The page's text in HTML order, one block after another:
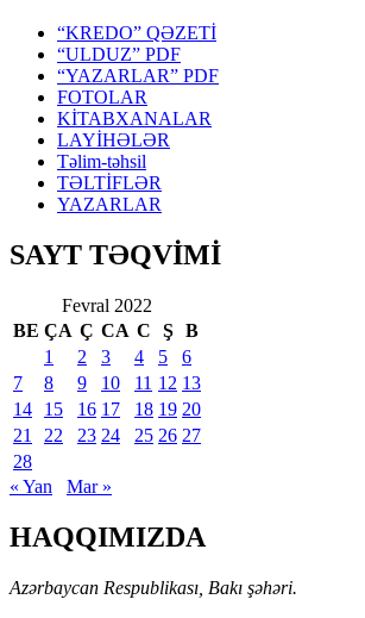
“KREDO” QƏZETİ
“ULDUZ” PDF
“YAZARLAR” PDF
FOTOLAR
KİTABXANALAR
LAYİHƏLƏR
Təlim-təhsil
TƏLTİFLƏR
YAZARLAR
SAYT TƏQVİMİ
Fevral 2022
BE ÇA Ç CA C Ş
B
1
2 3 4 5
6
7
8 9 10 11 12 13
14
15 16 17 18 19 20
21
22 23 24 25 26 27
28
« Yan
Mar »
HAQQIMIZDA
Azərbaycan Respublikası, Bakı şəhəri.